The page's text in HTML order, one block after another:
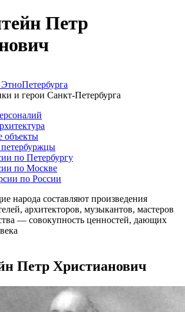
Петр
и герои Санкт-Петербурга
объекты
по Петербургу
по Москве
по России
народа составляют произведения
архитекторов, музыкантов, мастеров
― совокупность ценностей, дающих
Петр Христианович